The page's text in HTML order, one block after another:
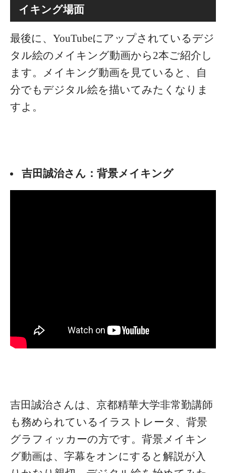
イキング場面
最後に、YouTubeにアップされているデジ
タル絵のメイキング動画から2本ご紹介し
ます。メイキング動画を見ていると、自
分でもデジタル絵を描いてみたくなりま
すよ。
吉田誠治さん：背景メイキング
吉田誠治さんは、京都精華大学非常勤講師
も務められているイラストレータ、背景
グラフィッカーの方です。背景メイキン
グ動画は、字幕をオンにすると解説が入